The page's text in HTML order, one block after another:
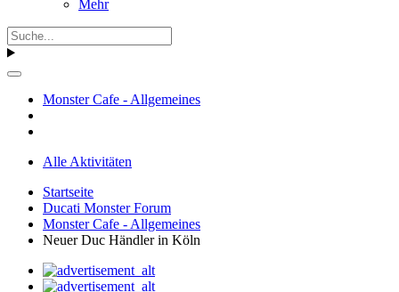
Mehr
Monster Cafe - Allgemeines
Alle Aktivitäten
Startseite
Ducati Monster Forum
Monster Cafe - Allgemeines
Neuer Duc Händler in Köln